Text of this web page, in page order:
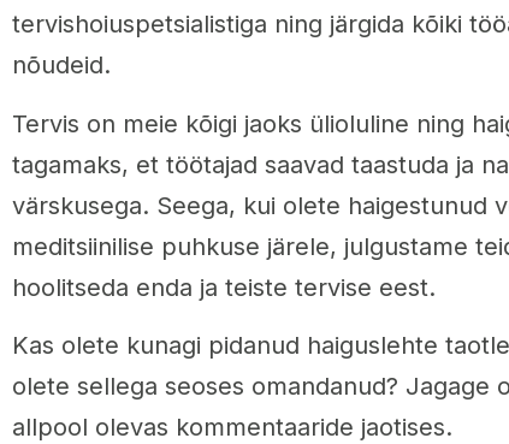
tervishoiuspetsialistiga ning järgida kõiki
nõudeid.
Tervis on meie kõigi jaoks ülioluline ning
tagamaks, et töötajad saavad taastuda ja
värskusega. Seega, kui olete haigestunud
meditsiinilise puhkuse järele, julgustame
hoolitseda enda ja teiste tervise eest.
Kas olete kunagi pidanud haiguslehte
olete sellega seoses omandanud? Jagage
allpool olevas kommentaaride jaotises.